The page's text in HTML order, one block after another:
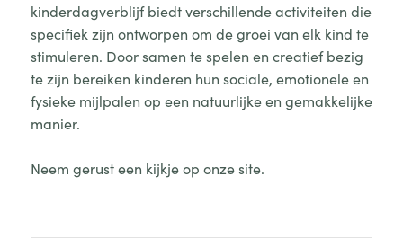
kinderdagverblijf biedt verschillende activiteiten die
specifiek zijn ontworpen om de groei van elk kind te
stimuleren. Door samen te spelen en creatief bezig
te zijn bereiken kinderen hun sociale, emotionele en
fysieke mijlpalen op een natuurlijke en gemakkelijke
manier.
Neem gerust een kijkje op onze site.